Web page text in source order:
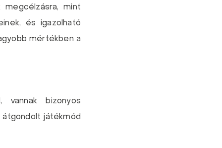
megcélzásra, mint
és igazolható
mértékben a
vannak bizonyos
átgondolt játékmód